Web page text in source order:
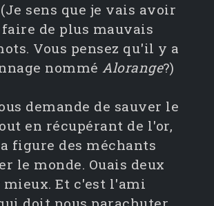
sens que je vais avoir
de plus mauvais
Vous pensez qu'il y a
nommé Alorange?)
demande de sauver le
en récupérant de l'or,
figure des méchants
le monde. Ouais deux
mieux. Et c'est l'ami